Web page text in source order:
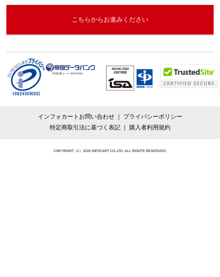
こちらからお進みください
TDB企業コード:261070114
インフォカートお問い合わせ
プライバシーポリシー
特定商取引法に基づく表記
購入者利用規約
COPYRIGHT（C）2026 INFOCART CO.,LTD. ALL RIGHTS RESERVED.